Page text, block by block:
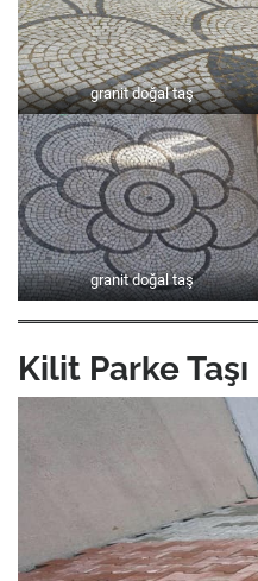
granit doğal taş
granit doğal taş
Kilit Parke